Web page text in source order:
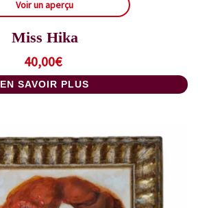
Voir un aperçu
Miss Hika
40,00€
EN SAVOIR PLUS